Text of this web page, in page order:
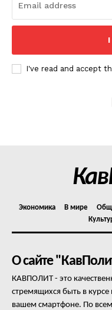
Контакты
I
I've read and accept
Экономика В мире
О сайте
КАВПОЛИТ - это
стремящихся быть в
вашем смартфоне. По